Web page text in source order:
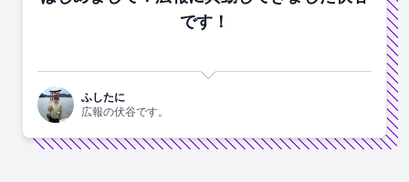
です！
ふしたに
広報の伏谷です。